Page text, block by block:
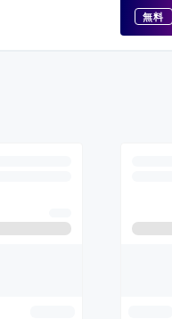
無料